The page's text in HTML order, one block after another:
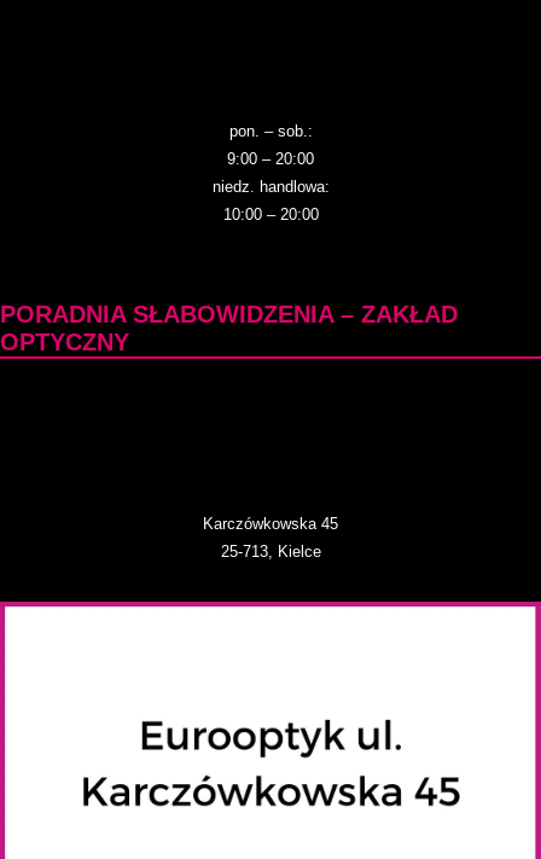
pon. – sob.:
9:00 – 20:00
niedz. handlowa:
10:00 – 20:00
PORADNIA SŁABOWIDZENIA – ZAKŁAD
OPTYCZNY
Karczówkowska 45
25-713, Kielce